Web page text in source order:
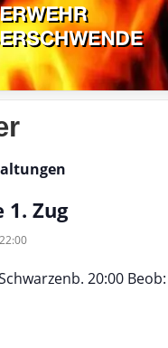
1. Zug
22:00
20:00